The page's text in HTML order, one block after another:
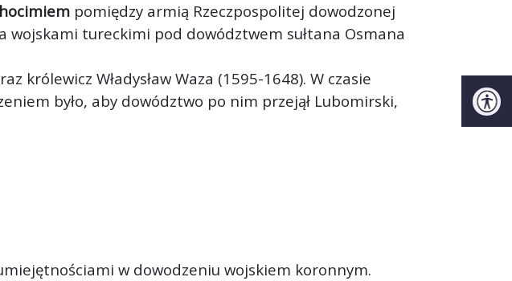
pomiędzy armią Rzeczpospolitej dowodzonej
wojskami tureckimi pod dowództwem sułtana Osmana
królewicz Władysław Waza (1595-1648). W czasie
było, aby dowództwo po nim przejął Lubomirski,
w dowodzeniu wojskiem koronnym.